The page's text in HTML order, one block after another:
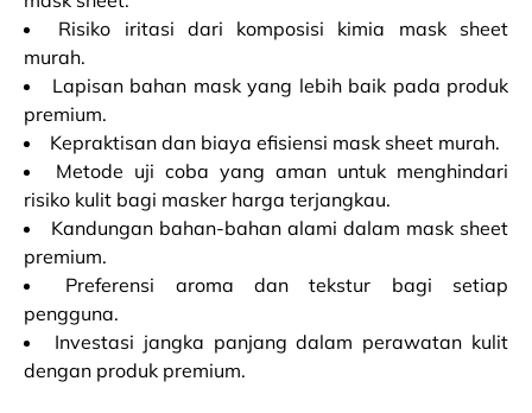
Risiko iritasi dari komposisi kimia mask sheet
murah.
Lapisan bahan mask yang lebih baik pada produk
premium.
Kepraktisan dan biaya efisiensi mask sheet murah.
Metode uji coba yang aman untuk menghindari
risiko kulit bagi masker harga terjangkau.
Kandungan bahan-bahan alami dalam mask sheet
premium.
Preferensi aroma dan tekstur bagi setiap
pengguna.
Investasi jangka panjang dalam perawatan kulit
dengan produk premium.